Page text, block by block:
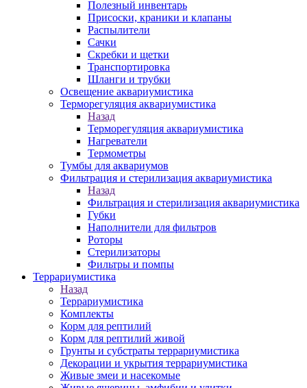
Полезный инвентарь
Присоски, краники и клапаны
Распылители
Сачки
Скребки и щетки
Транспортировка
Шланги и трубки
Освещение аквариумистика
Терморегуляция аквариумистика
Назад
Терморегуляция аквариумистика
Нагреватели
Термометры
Тумбы для аквариумов
Фильтрация и стерилизация аквариумистика
Назад
Фильтрация и стерилизация аквариумистика
Губки
Наполнители для фильтров
Роторы
Стерилизаторы
Фильтры и помпы
Террариумистика
Назад
Террариумистика
Комплекты
Корм для рептилий
Корм для рептилий живой
Грунты и субстраты террариумистика
Декорации и укрытия террариумистика
Живые змеи и насекомые